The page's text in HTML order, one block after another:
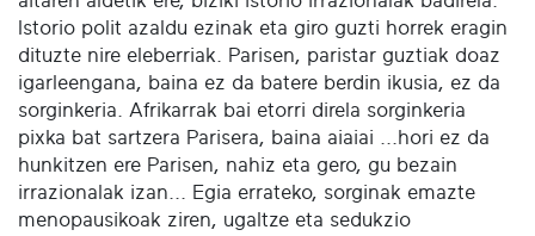
Istorio polit azaldu ezinak eta giro guzti horrek eragin
dituzte nire eleberriak. Parisen, paristar guztiak doaz
igarleengana, baina ez da batere berdin ikusia, ez da
sorginkeria. Afrikarrak bai etorri direla sorginkeria
pixka bat sartzera Parisera, baina aiaiai ...hori ez da
hunkitzen ere Parisen, nahiz eta gero, gu bezain
irrazionalak izan... Egia errateko, sorginak emazte
menopausikoak ziren, ugaltze eta sedukzio